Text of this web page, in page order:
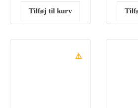
Tilføj til kurv
⚠️